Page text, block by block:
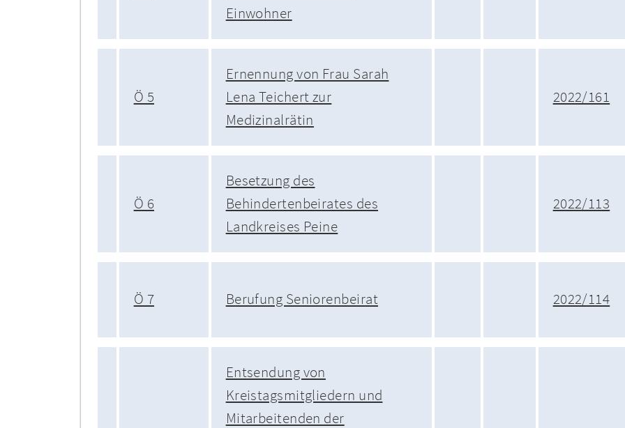
Einwohner
Ö 5
Ernennung von Frau Sarah
Lena Teichert zur
Medizinalrätin
2022/161
Ö 6
Besetzung des
Behindertenbeirates des
Landkreises Peine
2022/113
Ö 7 Berufung Seniorenbeirat 2022/114
Entsendung von
Kreistagsmitgliedern und
Mitarbeitenden der